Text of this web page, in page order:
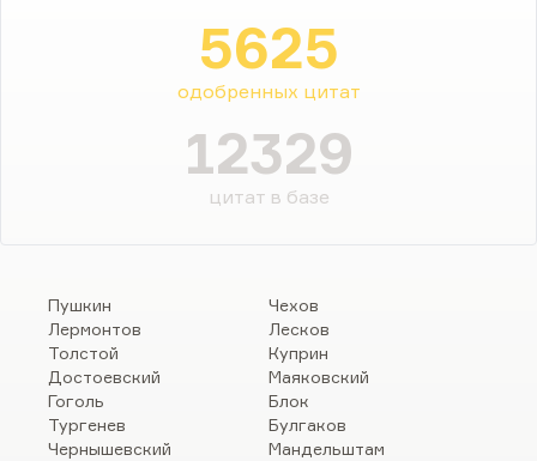
5625
одобренных цитат
12329
цитат в базе
Пушкин
Лермонтов
Толстой
Достоевский
Гоголь
Тургенев
Чернышевский
Чехов
Лесков
Куприн
Маяковский
Блок
Булгаков
Мандельштам